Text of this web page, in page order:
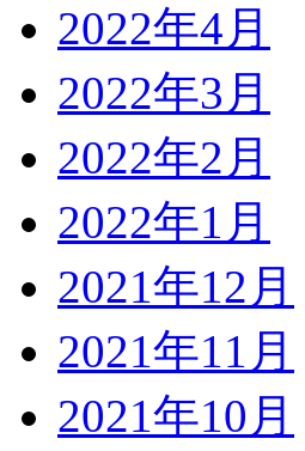
2022年4月
2022年3月
2022年2月
2022年1月
2021年12月
2021年11月
2021年10月